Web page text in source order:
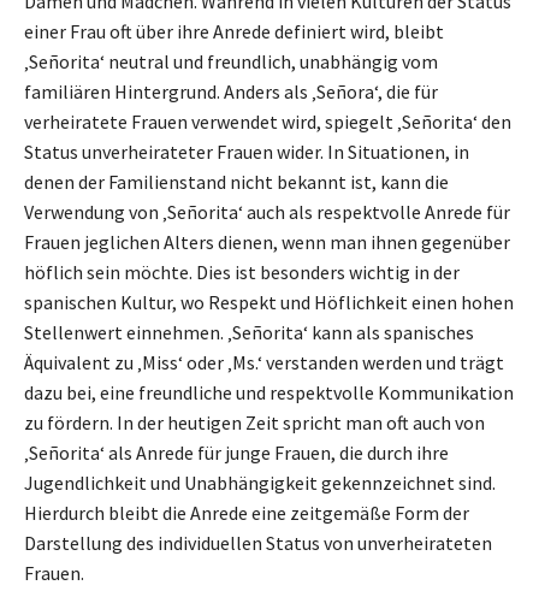
einer Frau oft über ihre Anrede definiert wird, bleibt
‚Señorita‘ neutral und freundlich, unabhängig vom
familiären Hintergrund. Anders als ‚Señora‘, die für
verheiratete Frauen verwendet wird, spiegelt ‚Señorita‘ den
Status unverheirateter Frauen wider. In Situationen, in
denen der Familienstand nicht bekannt ist, kann die
Verwendung von ‚Señorita‘ auch als respektvolle Anrede für
Frauen jeglichen Alters dienen, wenn man ihnen gegenüber
höflich sein möchte. Dies ist besonders wichtig in der
spanischen Kultur, wo Respekt und Höflichkeit einen hohen
Stellenwert einnehmen. ‚Señorita‘ kann als spanisches
Äquivalent zu ‚Miss‘ oder ‚Ms.‘ verstanden werden und trägt
dazu bei, eine freundliche und respektvolle Kommunikation
zu fördern. In der heutigen Zeit spricht man oft auch von
‚Señorita‘ als Anrede für junge Frauen, die durch ihre
Jugendlichkeit und Unabhängigkeit gekennzeichnet sind.
Hierdurch bleibt die Anrede eine zeitgemäße Form der
Darstellung des individuellen Status von unverheirateten
Frauen.